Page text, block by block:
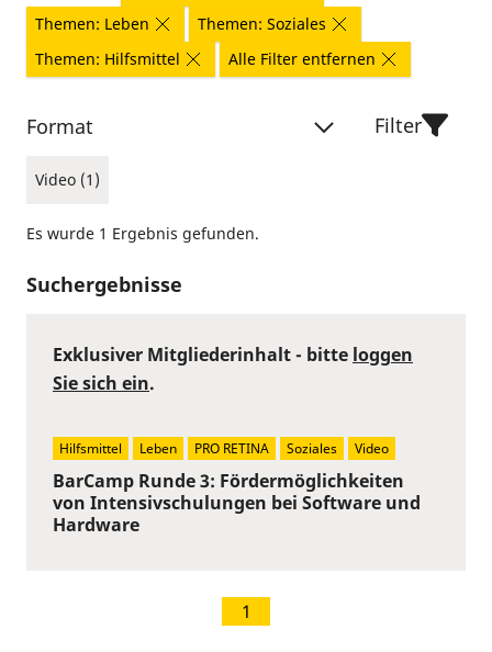
Themen: Leben
Themen: Soziales
Themen: Hilfsmittel
Alle Filter entfernen
Format
Video (1)
Filter
Es wurde 1 Ergebnis gefunden.
Suchergebnisse
BarCamp Runde 3: Fördermöglichkeiten
von Intensivschulungen bei Software und
Hardware
Exklusiver Mitgliederinhalt - bitte loggen
Sie sich ein.
Hilfsmittel Leben PRO RETINA Soziales Video
1